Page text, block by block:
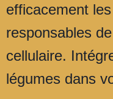
efficacement
responsables
cellulaire.
légumes dans